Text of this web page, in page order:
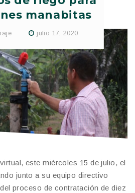
manabitas
julio 17, 2020
este miércoles 15 de julio, el
junto a su equipo directivo
proceso de contratación de diez